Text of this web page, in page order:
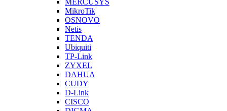
MERCUSYS
MikroTik
OSNOVO
Netis
TENDA
Ubiquiti
TP-Link
ZYXEL
DAHUA
CUDY
D-Link
CISCO